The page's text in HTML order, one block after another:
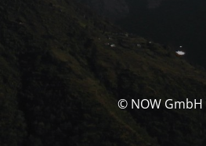
© NOW GmbH